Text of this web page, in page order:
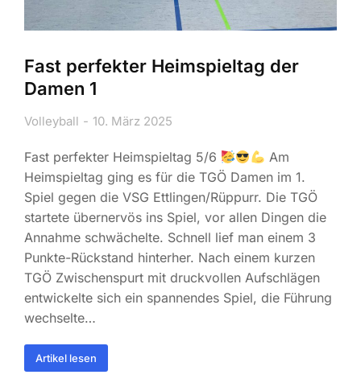
Fast perfekter Heimspieltag der
Damen 1
Volleyball 10. März 2025
Fast perfekter Heimspieltag 5/6
Am
Heimspieltag ging es für die TGÖ Damen im 1.
Spiel gegen die VSG Ettlingen/Rüppurr. Die TGÖ
startete übernervös ins Spiel, vor allen Dingen die
Annahme schwächelte. Schnell lief man einem 3
Punkte-Rückstand hinterher. Nach einem kurzen
TGÖ Zwischenspurt mit druckvollen Aufschlägen
entwickelte sich ein spannendes Spiel, die Führung
wechselte…
Artikel lesen